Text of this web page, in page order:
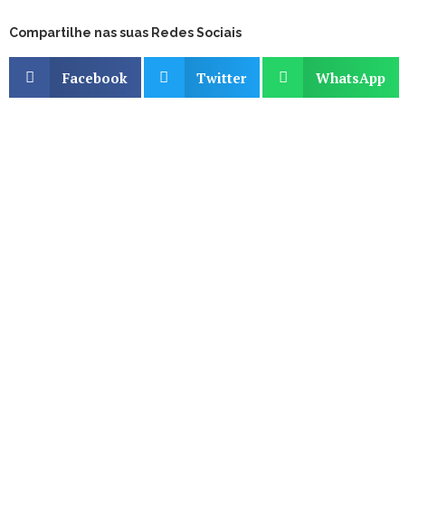
Compartilhe nas suas Redes Sociais
Facebook Twitter WhatsApp